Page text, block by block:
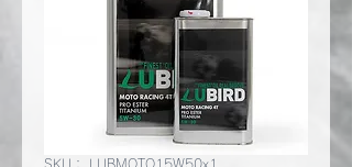
SKU： LUBMOTO15W50x1